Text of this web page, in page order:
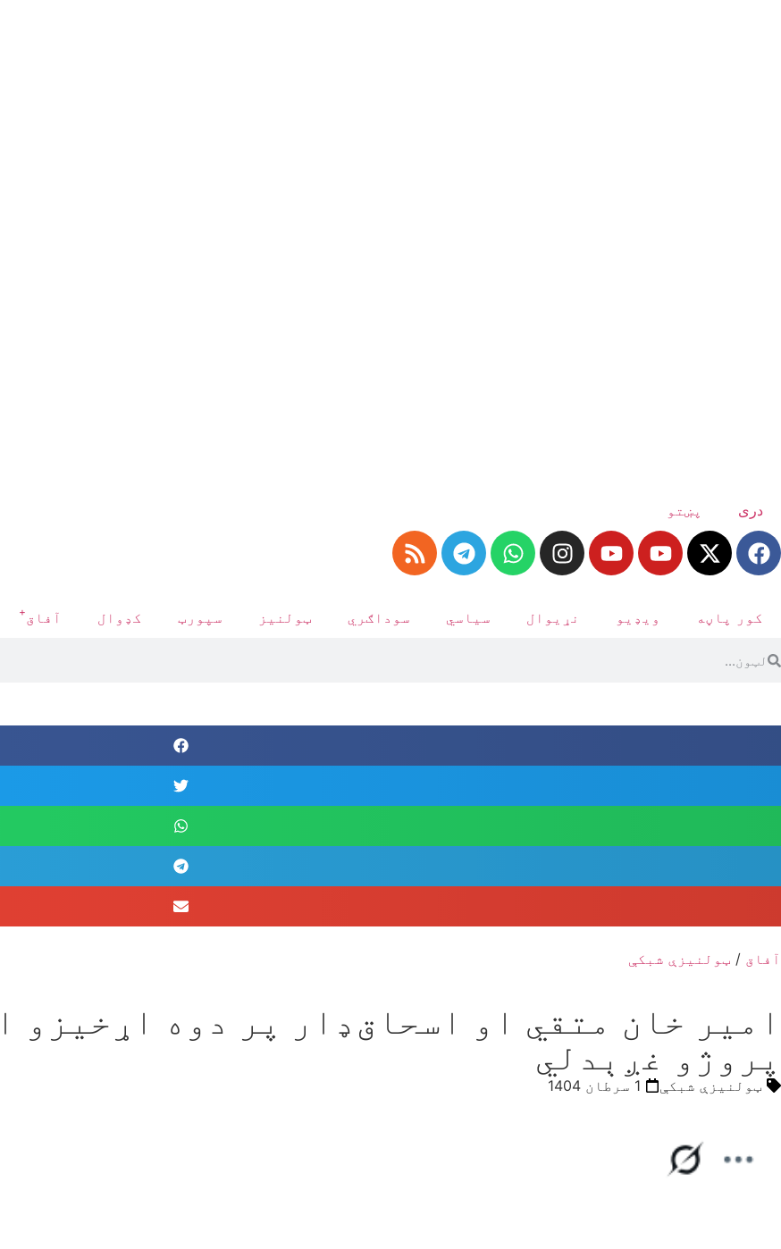
دری پښتو
کور پاڼه ویډیو نړیوال سیاسي سوداګري ټولنیز سپورټ کډوال آفاق+
آفاق / ټولنیزې شبکې
امیر خان متقي او اسحاق‌ډار پر دوه اړخیزو
پروژو غږېدلي
ټولنیزې شبکې 1 سرطان 1404